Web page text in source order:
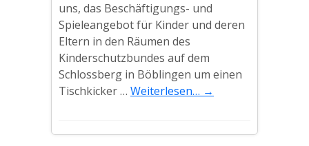
uns, das Beschäftigungs- und
Spieleangebot für Kinder und deren
Eltern in den Räumen des
Kinderschutzbundes auf dem
Schlossberg in Böblingen um einen
Tischkicker … Weiterlesen… →